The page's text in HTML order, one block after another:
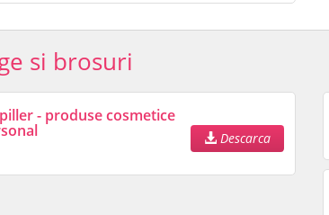
si brosuri
- produse cosmetice
Descarca